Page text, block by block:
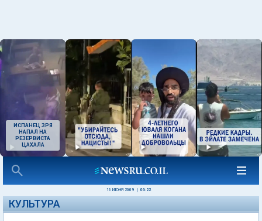
ИСПАНЕЦ ЗРЯ
НАПАЛ НА
РЕЗЕРВИСТА
ЦАХАЛА
16 ИЮНЯ 2009 06:22
КУЛЬТУРА